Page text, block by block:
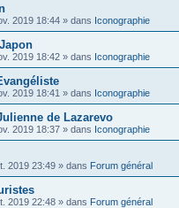
2019 18:44 » dans Iconographie
2019 18:42 » dans Iconographie
2019 18:41 » dans Iconographie
de Lazarevo
2019 18:37 » dans Iconographie
2019 23:49 » dans Forum général
2019 22:48 » dans Forum général